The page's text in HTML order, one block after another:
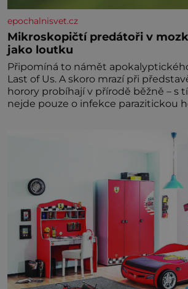
epochalnisvet.cz
Mikroskopičtí predátoři v
jako loutku
Připomíná to námět
Last of Us. A skoro mrazí při
horory probíhají v přírodě běžně – s
nejde pouze o infekce parazitickou
zombie není nic nemožného ani v